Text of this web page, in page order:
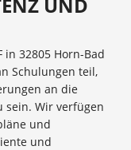
UND
in 32805 Horn-Bad
Schulungen teil,
an die
sein. Wir verfügen
und
und